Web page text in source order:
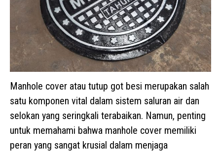
Manhole cover atau tutup got besi merupakan salah
satu komponen vital dalam sistem saluran air dan
selokan yang seringkali terabaikan. Namun, penting
untuk memahami bahwa manhole cover memiliki
peran yang sangat krusial dalam menjaga